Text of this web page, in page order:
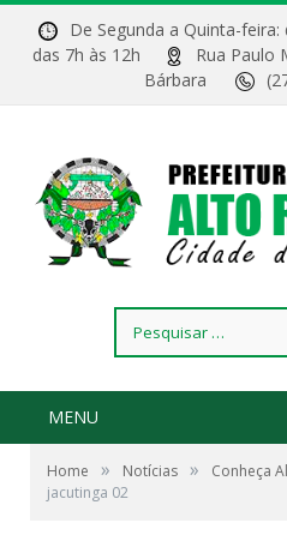
De Segunda a Quinta-
das 7h às 12h
Rua Paulo
Bárbara
por:
MENU
Home » Notícias » Conheça
jacutinga 02